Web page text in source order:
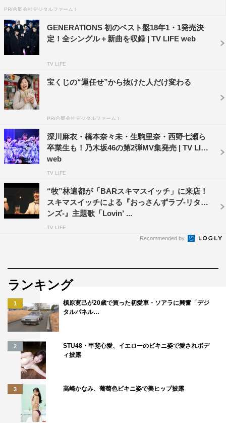
アンケート結果から上位楽曲をファンセレクト楽曲として
収録
「あなたのお名前」印字可能
豪華おまけ付き
詳細：https://shop.mu-mo.net/avx/sv/list1?
jsiteid=VBES&categ_id=
V6
坂本昌行 岡田准一 森田剛
PR(合同会社デジタルファーム )
GENERATIONS 初のベスト盤18年1・1発売決
定！全シングル＋新曲を収録 | TV LIFE web
TV LIFE
宝くじの“運任せ”から抜けた人だけ変わる
PR(合同会社デジタルファーム )
深川麻衣・橋本奈々未・生駒里奈・西野七瀬ら
卒業生も！乃木坂46の第2弾MV集発売 | TV LIFE
web
TV LIFE
“牧”林遣都が「BARスキマスイッチ」に来店！
スキマスイッチによる『おっさんずラブ-リター
ンズ-』主題歌「Lovin’ ...
TV LIFE
Recommended by
ランキング
1
槙原寛己が20歳で買った初愛車・ソアラに興奮「デジ
タルパネル…
2
STU48・甲斐心愛、イエローのビキニ姿で愛されボデ
ィ披露
3 高崎かなみ、葡萄色ビキニ姿で美ヒップ披露